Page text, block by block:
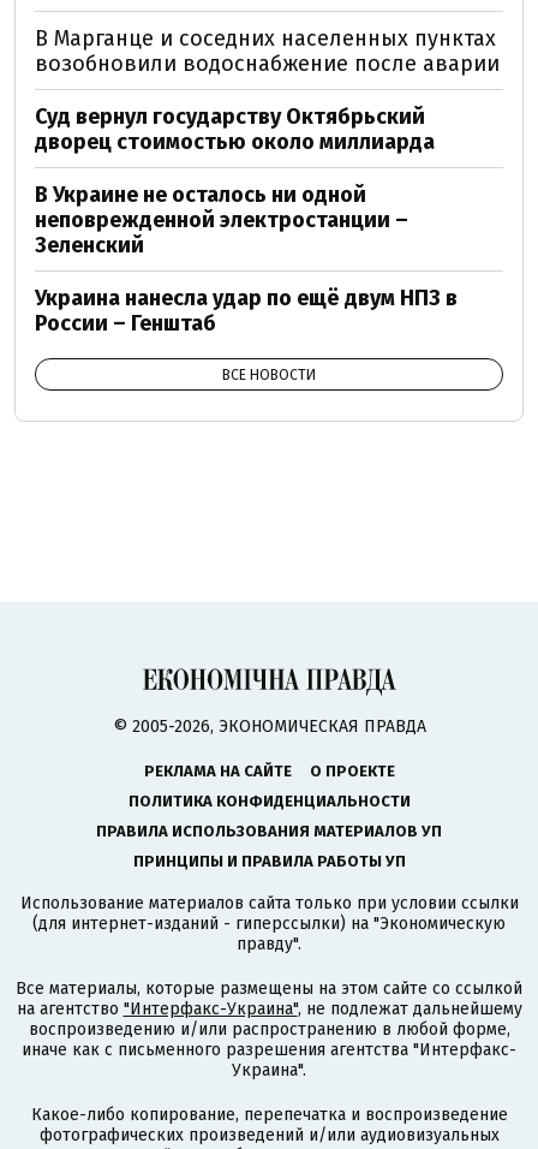
В Марганце и соседних населенных пунктах
возобновили водоснабжение после аварии
Суд вернул государству Октябрьский
дворец стоимостью около миллиарда
В Украине не осталось ни одной
неповрежденной электростанции –
Зеленский
Украина нанесла удар по ещё двум НПЗ в
России – Генштаб
ВСЕ НОВОСТИ
© 2005-2026, ЭКОНОМИЧЕСКАЯ ПРАВДА
РЕКЛАМА НА САЙТЕ
О ПРОЕКТЕ
ПОЛИТИКА КОНФИДЕНЦИАЛЬНОСТИ
ПРАВИЛА ИСПОЛЬЗОВАНИЯ МАТЕРИАЛОВ УП
ПРИНЦИПЫ И ПРАВИЛА РАБОТЫ УП
Использование материалов сайта только при условии ссылки
(для интернет-изданий - гиперссылки) на "Экономическую
правду".
Все материалы, которые размещены на этом сайте со ссылкой
на агентство "Интерфакс-Украина", не подлежат дальнейшему
воспроизведению и/или распространению в любой форме,
иначе как с письменного разрешения агентства "Интерфакс-
Украина".
Какое-либо копирование, перепечатка и воспроизведение
фотографических произведений и/или аудиовизуальных